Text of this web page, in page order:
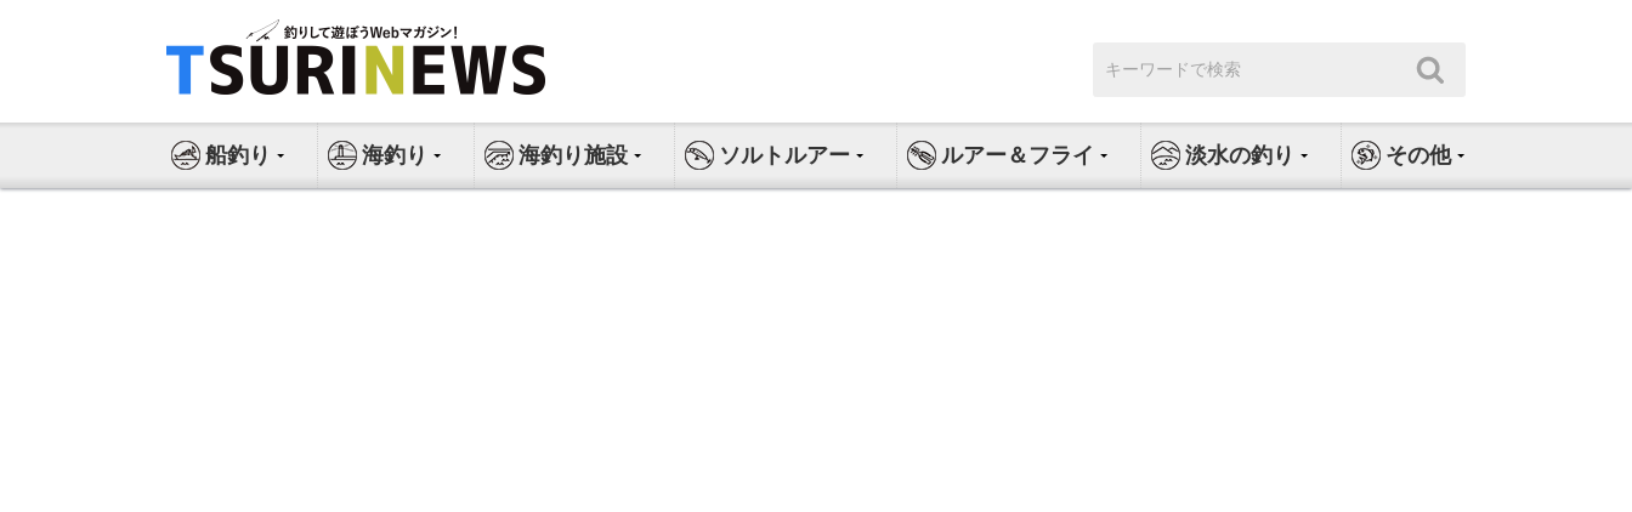
ス
索:
船釣り 海釣り 海釣り施設 ソルトルアー ルアー＆フライ 淡水の釣り その他